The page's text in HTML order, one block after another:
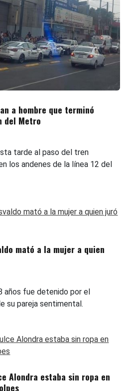
a hombre que terminó
del Metro
tarde al paso del tren
los andenes de la línea 12 del
mató a la mujer a quien
años fue detenido por el
su pareja sentimental.
Alondra estaba sin ropa en